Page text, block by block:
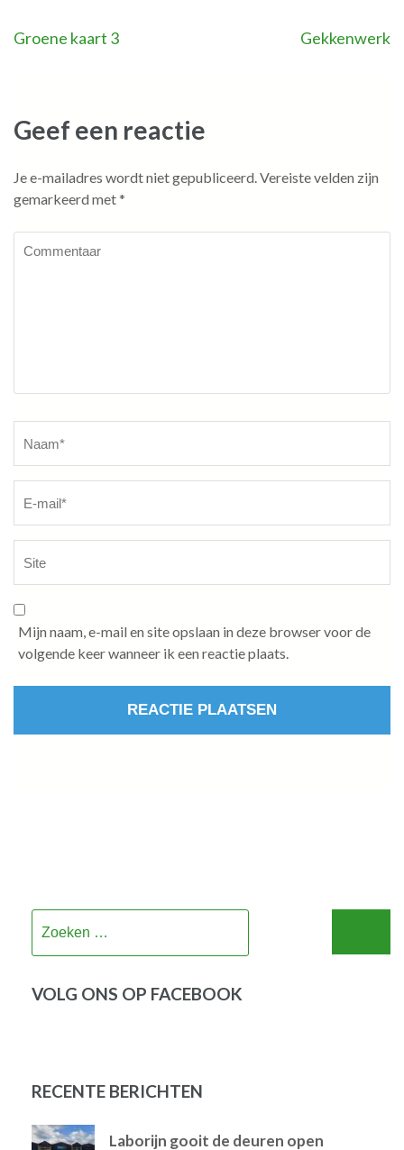
Bericht
Groene kaart 3 Gekkenwerk
Geef een reactie
Je e-mailadres wordt niet gepubliceerd.Vereiste velden zijn
gemarkeerd met*
Mijn naam, e-mail en site opslaan in deze browser voor de
volgende keer wanneer ik een reactie plaats.
VOLG ONS OP FACEBOOK
RECENTE BERICHTEN
Laborijn gooit de deuren open